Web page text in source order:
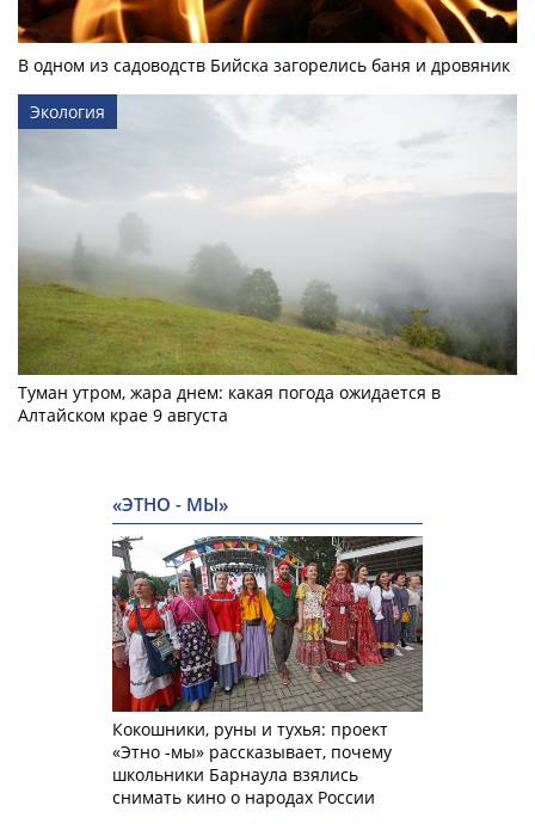
В одном из садоводств Бийска загорелись баня и дровяник
Экология
Туман утром, жара днем: какая погода ожидается в
Алтайском крае 9 августа
«ЭТНО - МЫ»
Кокошники, руны и тухья: проект
«Этно -мы» рассказывает, почему
школьники Барнаула взялись
снимать кино о народах России